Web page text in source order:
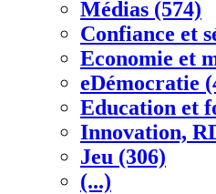
Médias (574)
Confiance et
Economie et
eDémocratie
Education et
Innovation,
Jeu (306)
(...)